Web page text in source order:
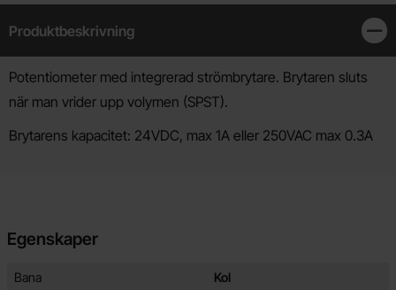
Produktbeskrivning
Produktbeskrivning
Potentiometer med integrerad strömbrytare. Brytaren sluts
när man vrider upp volymen (SPST).
Brytarens kapacitet: 24VDC, max 1A eller 250VAC max 0.3A
Egenskaper
Egenskaper/attribut för denna produkt
Attribut
Bana
Kol